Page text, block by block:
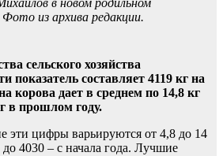
в новом родильном
из архива редакции.
сельского хозяйства
показатель составляет 4119 кг на
корова дает в среднем по 14,8 кг
в прошлом году.
эти цифры варьируются от 4,8 до 14
до 4030 – с начала года. Лучшие